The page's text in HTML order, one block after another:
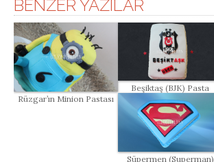
BENZER YAZILAR
Rüzgar’ın Minion Pastası
Beşiktaş (BJK) Pasta
Süpermen (Superman)